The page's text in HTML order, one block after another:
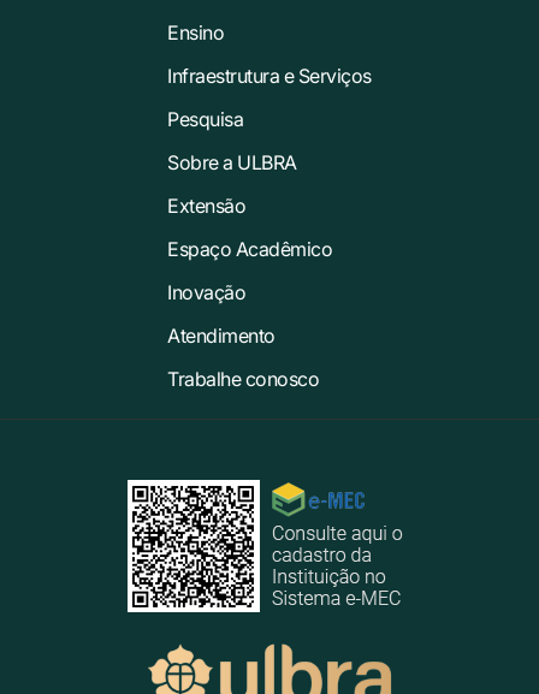
Ensino
Infraestrutura e Serviços
Pesquisa
Sobre a ULBRA
Extensão
Espaço Acadêmico
Inovação
Atendimento
Trabalhe conosco